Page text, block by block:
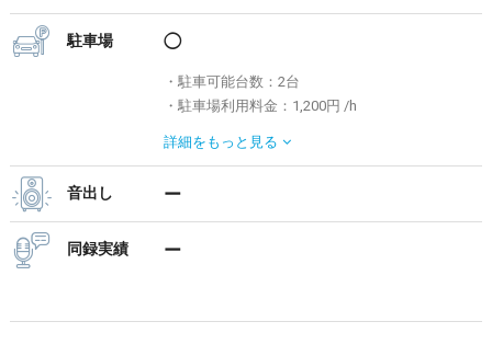
駐車場 ◯
・駐車可能台数：2台
・駐車場利用料金：1,200円 /h
> その他周辺駐車場検索は「s-park」へ
詳細を もっと見る
音出し ー
同録実績 ー